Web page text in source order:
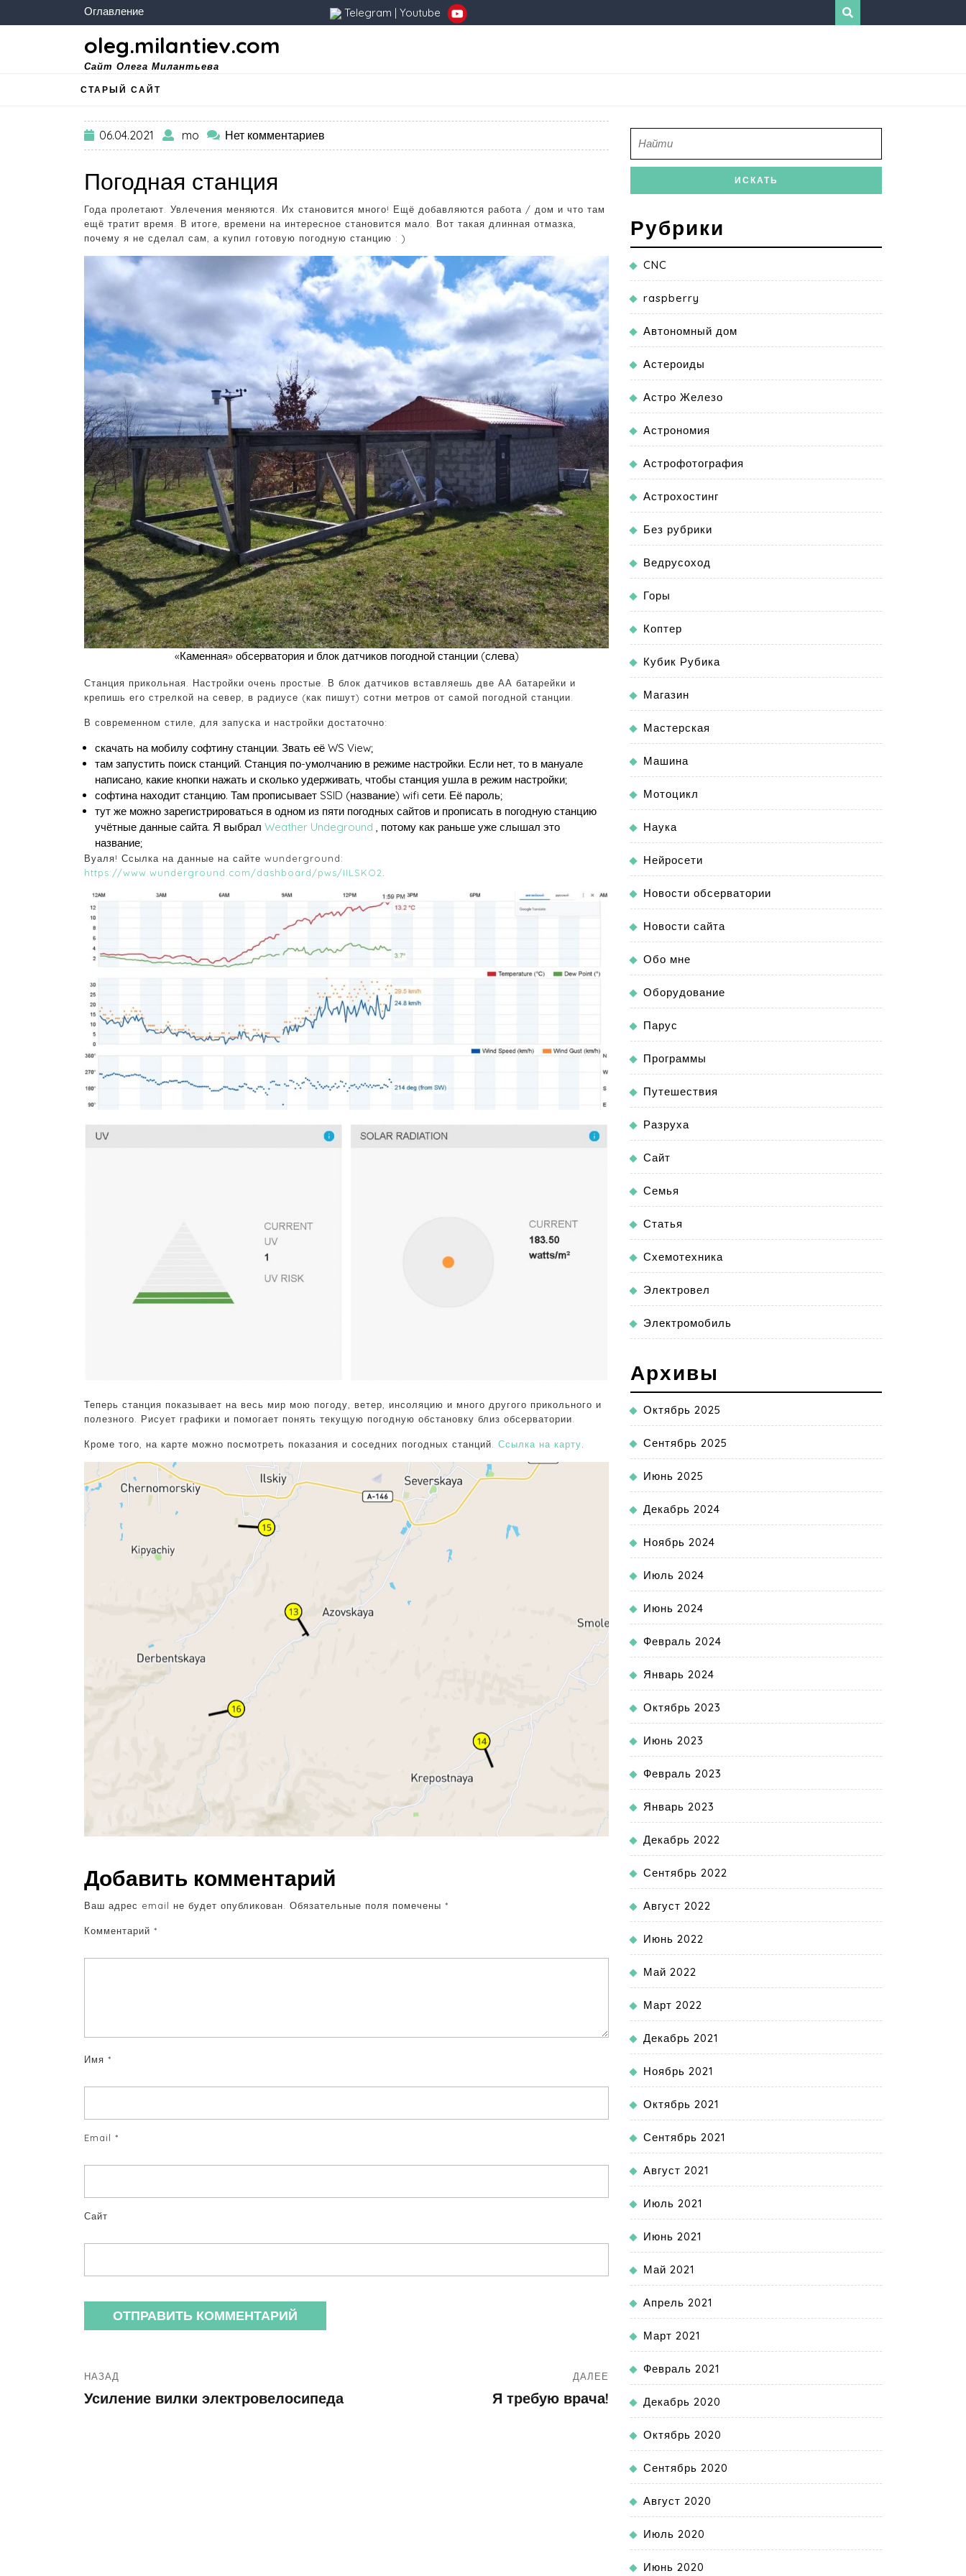
Оглавление Telegram | Youtube
oleg.milantiev.com
Сайт Олега Милантьева
СТАРЫЙ САЙТ
06.04.2021 mo Нет комментариев
Погодная станция
Года пролетают. Увлечения меняются. Их становится много! Ещё добавляются работа / дом и что там
ещё тратит время. В итоге, времени на интересное становится мало. Вот такая длинная отмазка,
почему я не сделал сам, а купил готовую погодную станцию : )
«Каменная» обсерватория и блок датчиков погодной станции (слева)
Станция прикольная. Настройки очень простые. В блок датчиков вставляешь две АА батарейки и
крепишь его стрелкой на север, в радиусе (как пишут) сотни метров от самой погодной станции.
В современном стиле, для запуска и настройки достаточно:
скачать на мобилу софтину станции. Звать её WS View;
там запустить поиск станций. Станция по-умолчанию в режиме настройки. Если нет, то в мануале
написано, какие кнопки нажать и сколько удерживать, чтобы станция ушла в режим настройки;
софтина находит станцию. Там прописывает SSID (название) wifi сети. Её пароль;
тут же можно зарегистрироваться в одном из пяти погодных сайтов и прописать в погодную станцию
учётные данные сайта. Я выбрал Weather Undeground , потому как раньше уже слышал это
название;
Вуаля! Ссылка на данные на сайте wunderground:
https://www.wunderground.com/dashboard/pws/IILSKO2.
Теперь станция показывает на весь мир мою погоду, ветер, инсоляцию и много другого прикольного и
полезного. Рисует графики и помогает понять текущую погодную обстановку близ обсерватории.
Кроме того, на карте можно посмотреть показания и соседних погодных станций. Ссылка на карту.
Добавить комментарий
Ваш адрес email не будет опубликован. Обязательные поля помечены *
Комментарий *
Имя *
Email *
Сайт
НАЗАД
Усиление вилки электровелосипеда
ДАЛЕЕ
Я требую врача!
Рубрики
CNC
raspberry
Автономный дом
Астероиды
Астро Железо
Астрономия
Астрофотография
Астрохостинг
Без рубрики
Ведрусоход
Горы
Коптер
Кубик Рубика
Магазин
Мастерская
Машина
Мотоцикл
Наука
Нейросети
Новости обсерватории
Новости сайта
Обо мне
Оборудование
Парус
Программы
Путешествия
Разруха
Сайт
Семья
Статья
Схемотехника
Электровел
Электромобиль
Архивы
Октябрь 2025
Сентябрь 2025
Июнь 2025
Декабрь 2024
Ноябрь 2024
Июль 2024
Июнь 2024
Февраль 2024
Январь 2024
Октябрь 2023
Июнь 2023
Февраль 2023
Январь 2023
Декабрь 2022
Сентябрь 2022
Август 2022
Июнь 2022
Май 2022
Март 2022
Декабрь 2021
Ноябрь 2021
Октябрь 2021
Сентябрь 2021
Август 2021
Июль 2021
Июнь 2021
Май 2021
Апрель 2021
Март 2021
Февраль 2021
Декабрь 2020
Октябрь 2020
Сентябрь 2020
Август 2020
Июль 2020
Июнь 2020